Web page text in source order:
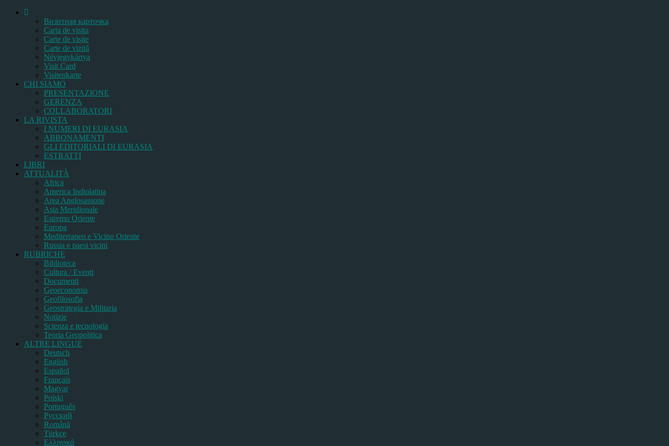
Bизитная карточка
Carta de visita
Carte de visite
Carte de vizită
Névjegykártya
Visit Card
Visitenkarte
CHI SIAMO
PRESENTAZIONE
GERENZA
COLLABORATORI
LA RIVISTA
I NUMERI DI EURASIA
ABBONAMENTI
GLI EDITORIALI DI EURASIA
ESTRATTI
LIBRI
ATTUALITÀ
Africa
America Indiolatina
Area Anglosassone
Asia Meridionale
Estremo Oriente
Europa
Mediterraneo e Vicino Oriente
Russia e paesi vicini
RUBRICHE
Biblioteca
Cultura / Eventi
Documenti
Geoeconomia
Geofilosofia
Geostrategia e Militaria
Notizie
Scienza e tecnologia
Teoria Geopolitica
ALTRE LINGUE
Deutsch
English
Español
Français
Magyar
Polski
Português
Pусский
Română
Türkçe
Ελληνικά